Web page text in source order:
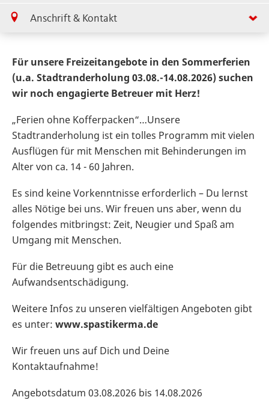
Anschrift & Kontakt
Für unsere Freizeitangebote in den Sommerferien
(u.a. Stadtranderholung 03.08.-14.08.2026) suchen
wir noch engagierte Betreuer mit Herz!
„Ferien ohne Kofferpacken“…Unsere
Stadtranderholung ist ein tolles Programm mit vielen
Ausflügen für mit Menschen mit Behinderungen im
Alter von ca. 14 - 60 Jahren.
Es sind keine Vorkenntnisse erforderlich – Du lernst
alles Nötige bei uns. Wir freuen uns aber, wenn du
folgendes mitbringst: Zeit, Neugier und Spaß am
Umgang mit Menschen.
Für die Betreuung gibt es auch eine
Aufwandsentschädigung.
Weitere Infos zu unseren vielfältigen Angeboten gibt
es unter: www.spastikerma.de
Wir freuen uns auf Dich und Deine
Kontaktaufnahme!
Angebotsdatum 03.08.2026 bis 14.08.2026